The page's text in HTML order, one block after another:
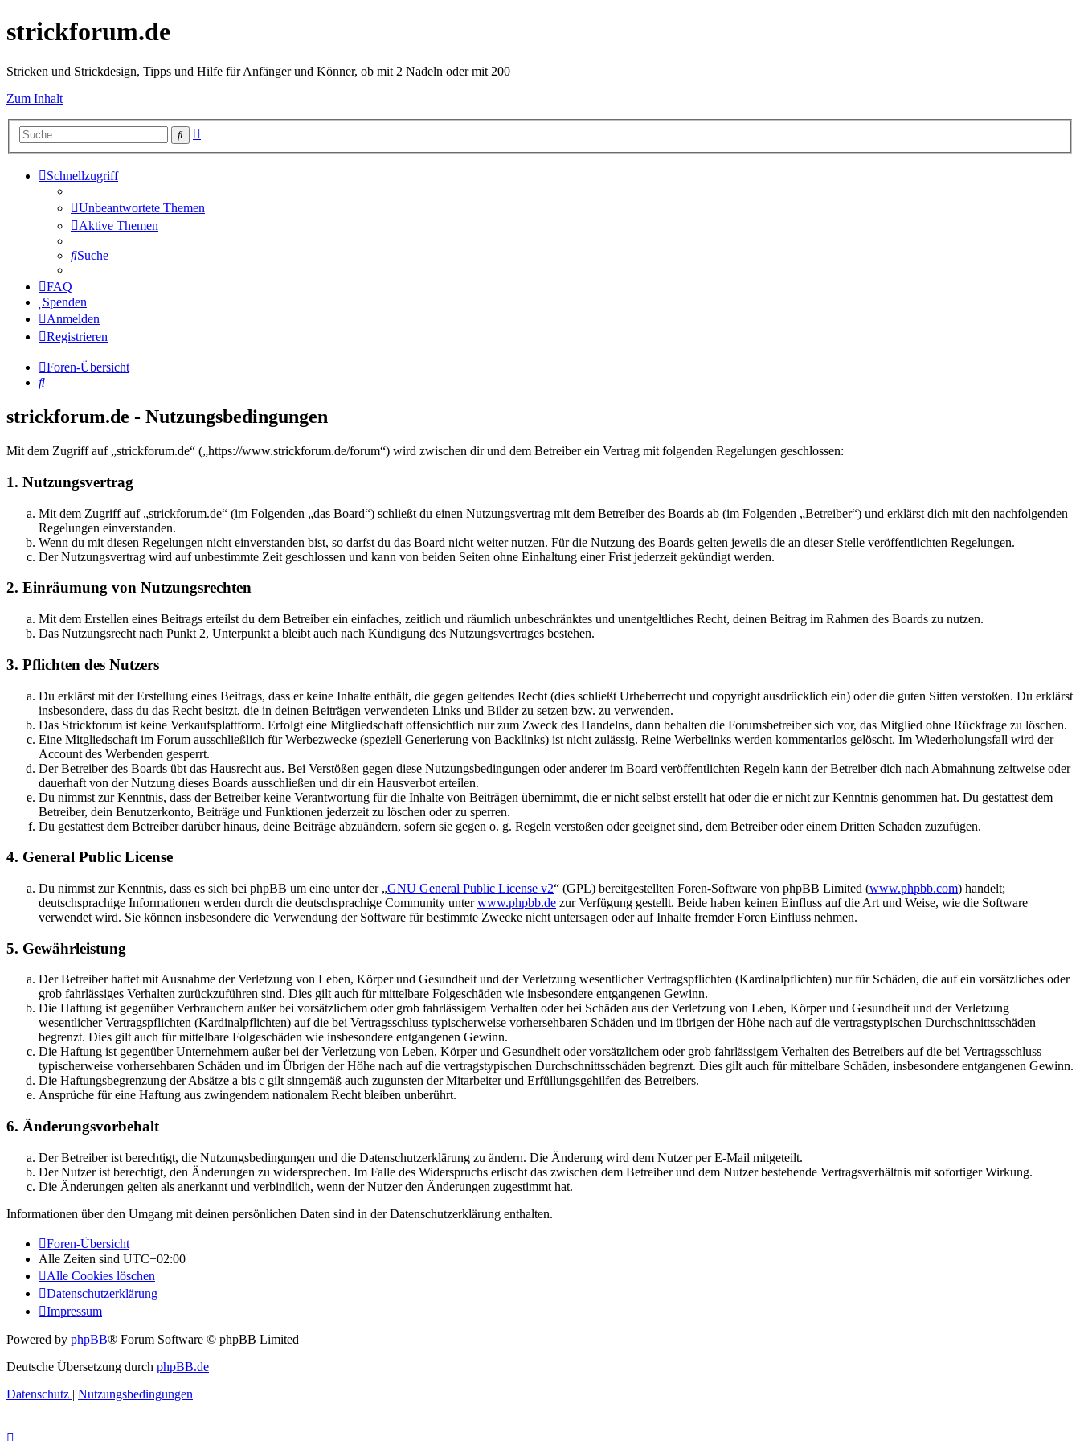
strickforum.de
Stricken und Strickdesign, Tipps und Hilfe für Anfänger und Könner, ob mit 2 Nadeln oder mit 200
Zum Inhalt
Suche
Schnellzugriff
Unbeantwortete Themen
Aktive Themen
Suche
FAQ
Spenden
Anmelden
Registrieren
Foren-Übersicht
Suche
strickforum.de - Nutzungsbedingungen
Mit dem Zugriff auf „strickforum.de“ („https://www.strickforum.de/forum“) wird zwischen dir und dem Betreiber ein Vertrag mit folgenden Regelungen geschlossen:
1. Nutzungsvertrag
Mit dem Zugriff auf „strickforum.de“ (im Folgenden „das Board“) schließt du einen Nutzungsvertrag mit dem Betreiber des Boards ab (im Folgenden „Betreiber“) und erklärst dich mit den nachfolgenden
Regelungen einverstanden.
Wenn du mit diesen Regelungen nicht einverstanden bist, so darfst du das Board nicht weiter nutzen. Für die Nutzung des Boards gelten jeweils die an dieser Stelle veröffentlichten Regelungen.
Der Nutzungsvertrag wird auf unbestimmte Zeit geschlossen und kann von beiden Seiten ohne Einhaltung einer Frist jederzeit gekündigt werden.
2. Einräumung von Nutzungsrechten
Mit dem Erstellen eines Beitrags erteilst du dem Betreiber ein einfaches, zeitlich und räumlich unbeschränktes und unentgeltliches Recht, deinen Beitrag im Rahmen des Boards zu nutzen.
Das Nutzungsrecht nach Punkt 2, Unterpunkt a bleibt auch nach Kündigung des Nutzungsvertrages bestehen.
3. Pflichten des Nutzers
Du erklärst mit der Erstellung eines Beitrags, dass er keine Inhalte enthält, die gegen geltendes Recht (dies schließt Urheberrecht und copyright ausdrücklich ein) oder die guten Sitten verstoßen. Du erklärst
insbesondere, dass du das Recht besitzt, die in deinen Beiträgen verwendeten Links und Bilder zu setzen bzw. zu verwenden.
Das Strickforum ist keine Verkaufsplattform. Erfolgt eine Mitgliedschaft offensichtlich nur zum Zweck des Handelns, dann behalten die Forumsbetreiber sich vor, das Mitglied ohne Rückfrage zu löschen.
Eine Mitgliedschaft im Forum ausschließlich für Werbezwecke (speziell Generierung von Backlinks) ist nicht zulässig. Reine Werbelinks werden kommentarlos gelöscht. Im Wiederholungsfall wird der
Account des Werbenden gesperrt.
Der Betreiber des Boards übt das Hausrecht aus. Bei Verstößen gegen diese Nutzungsbedingungen oder anderer im Board veröffentlichten Regeln kann der Betreiber dich nach Abmahnung zeitweise oder
dauerhaft von der Nutzung dieses Boards ausschließen und dir ein Hausverbot erteilen.
Du nimmst zur Kenntnis, dass der Betreiber keine Verantwortung für die Inhalte von Beiträgen übernimmt, die er nicht selbst erstellt hat oder die er nicht zur Kenntnis genommen hat. Du gestattest dem
Betreiber, dein Benutzerkonto, Beiträge und Funktionen jederzeit zu löschen oder zu sperren.
Du gestattest dem Betreiber darüber hinaus, deine Beiträge abzuändern, sofern sie gegen o. g. Regeln verstoßen oder geeignet sind, dem Betreiber oder einem Dritten Schaden zuzufügen.
4. General Public License
Du nimmst zur Kenntnis, dass es sich bei phpBB um eine unter der „GNU General Public License v2“ (GPL) bereitgestellten Foren-Software von phpBB Limited (www.phpbb.com) handelt;
deutschsprachige Informationen werden durch die deutschsprachige Community unterwww.phpbb.de zur Verfügung gestellt. Beide haben keinen Einfluss auf die Art und Weise, wie die Software
verwendet wird. Sie können insbesondere die Verwendung der Software für bestimmte Zwecke nicht untersagen oder auf Inhalte fremder Foren Einfluss nehmen.
5. Gewährleistung
Der Betreiber haftet mit Ausnahme der Verletzung von Leben, Körper und Gesundheit und der Verletzung wesentlicher Vertragspflichten (Kardinalpflichten) nur für Schäden, die auf ein vorsätzliches oder
grob fahrlässiges Verhalten zurückzuführen sind. Dies gilt auch für mittelbare Folgeschäden wie insbesondere entgangenen Gewinn.
Die Haftung ist gegenüber Verbrauchern außer bei vorsätzlichem oder grob fahrlässigem Verhalten oder bei Schäden aus der Verletzung von Leben, Körper und Gesundheit und der Verletzung
wesentlicher Vertragspflichten (Kardinalpflichten) auf die bei Vertragsschluss typischerweise vorhersehbaren Schäden und im übrigen der Höhe nach auf die vertragstypischen Durchschnittsschäden
begrenzt. Dies gilt auch für mittelbare Folgeschäden wie insbesondere entgangenen Gewinn.
Die Haftung ist gegenüber Unternehmern außer bei der Verletzung von Leben, Körper und Gesundheit oder vorsätzlichem oder grob fahrlässigem Verhalten des Betreibers auf die bei Vertragsschluss
typischerweise vorhersehbaren Schäden und im Übrigen der Höhe nach auf die vertragstypischen Durchschnittsschäden begrenzt. Dies gilt auch für mittelbare Schäden, insbesondere entgangenen Gewinn.
Die Haftungsbegrenzung der Absätze a bis c gilt sinngemäß auch zugunsten der Mitarbeiter und Erfüllungsgehilfen des Betreibers.
Ansprüche für eine Haftung aus zwingendem nationalem Recht bleiben unberührt.
6. Änderungsvorbehalt
Der Betreiber ist berechtigt, die Nutzungsbedingungen und die Datenschutzerklärung zu ändern. Die Änderung wird dem Nutzer per E-Mail mitgeteilt.
Der Nutzer ist berechtigt, den Änderungen zu widersprechen. Im Falle des Widerspruchs erlischt das zwischen dem Betreiber und dem Nutzer bestehende Vertragsverhältnis mit sofortiger Wirkung.
Die Änderungen gelten als anerkannt und verbindlich, wenn der Nutzer den Änderungen zugestimmt hat.
Informationen über den Umgang mit deinen persönlichen Daten sind in der Datenschutzerklärung enthalten.
Foren-Übersicht
Alle Zeiten sind UTC+02:00
Alle Cookies löschen
Datenschutzerklärung
Impressum
Powered by phpBB® Forum Software © phpBB Limited
Deutsche Übersetzung durch phpBB.de
Datenschutz | Nutzungsbedingungen